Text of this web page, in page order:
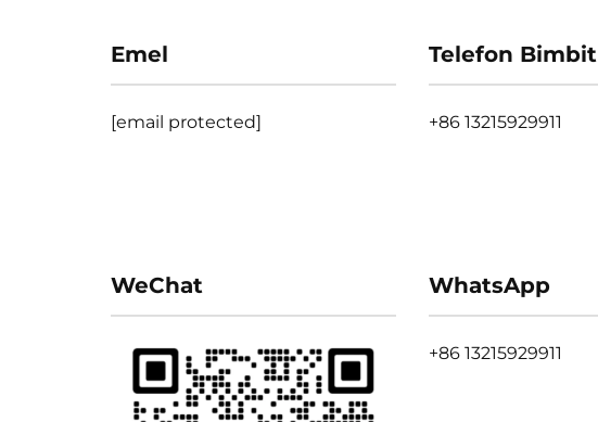
Emel
[email protected]
Telefon Bimbit
+86 13215929911
WeChat WhatsApp
+86 13215929911